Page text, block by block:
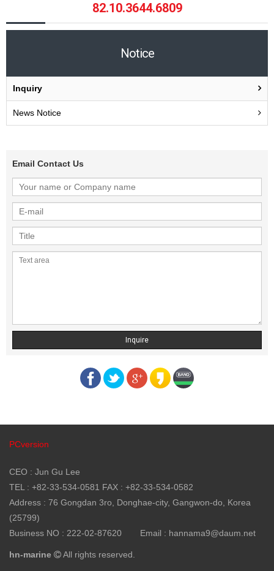
82.10.3644.6809
Notice
Inquiry
News Notice
Email Contact Us
Inquire
PCversion
CEO : Jun Gu Lee
TEL : +82-33-534-0581 FAX : +82-33-534-0582
Address : 76 Gongdan 3ro, Donghae-city, Gangwon-do, Korea
(25799)
Business NO : 222-02-87620
Email : hannama9@daum.net
hn-marine All rights reserved.